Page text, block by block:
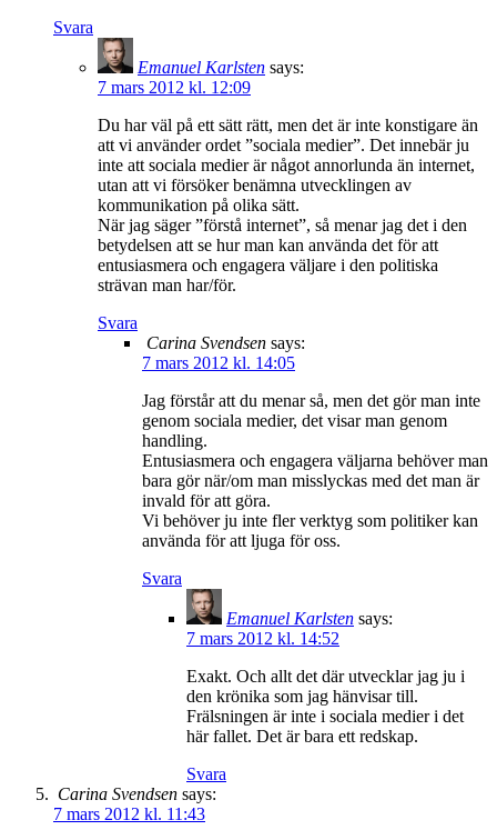
Svara
Emanuel Karlsten says:
7 mars 2012 kl. 12:09
Du har väl på ett sätt rätt, men det är inte konstigare än
att vi använder ordet ”sociala medier”. Det innebär ju
inte att sociala medier är något annorlunda än internet,
utan att vi försöker benämna utvecklingen av
kommunikation på olika sätt.
När jag säger ”förstå internet”, så menar jag det i den
betydelsen att se hur man kan använda det för att
entusiasmera och engagera väljare i den politiska
strävan man har/för.
Svara
Carina Svendsen says:
7 mars 2012 kl. 14:05
Jag förstår att du menar så, men det gör man inte
genom sociala medier, det visar man genom
handling.
Entusiasmera och engagera väljarna behöver man
bara gör när/om man misslyckas med det man är
invald för att göra.
Vi behöver ju inte fler verktyg som politiker kan
använda för att ljuga för oss.
Svara
Emanuel Karlsten says:
7 mars 2012 kl. 14:52
Exakt. Och allt det där utvecklar jag ju i
den krönika som jag hänvisar till.
Frälsningen är inte i sociala medier i det
här fallet. Det är bara ett redskap.
Svara
Carina Svendsen says:
7 mars 2012 kl. 11:43